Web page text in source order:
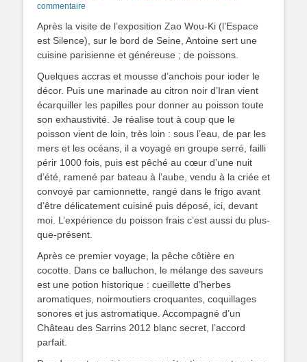
on
commentaire
Après la visite de l’exposition Zao Wou-Ki (l’Espace
est Silence), sur le bord de Seine, Antoine sert une
cuisine parisienne et généreuse ; de poissons.
Quelques accras et mousse d’anchois pour ioder le
décor. Puis une marinade au citron noir d’Iran vient
écarquiller les papilles pour donner au poisson toute
son exhaustivité. Je réalise tout à coup que le
poisson vient de loin, très loin : sous l’eau, de par les
mers et les océans, il a voyagé en groupe serré, failli
périr 1000 fois, puis est pêché au cœur d’une nuit
d’été, ramené par bateau à l’aube, vendu à la criée et
convoyé par camionnette, rangé dans le frigo avant
d’être délicatement cuisiné puis déposé, ici, devant
moi. L’expérience du poisson frais c’est aussi du plus-
que-présent.
Après ce premier voyage, la pêche côtière en
cocotte. Dans ce balluchon, le mélange des saveurs
est une potion historique : cueillette d’herbes
aromatiques, noirmoutiers croquantes, coquillages
sonores et jus astromatique. Accompagné d’un
Château des Sarrins 2012 blanc secret, l’accord
parfait.